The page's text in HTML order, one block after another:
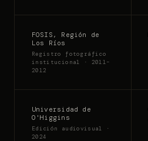
FOSIS, Región de
Los Ríos
Registro fotográfico
institucional · 2011–
2012
Universidad de
O'Higgins
Edición audiovisual ·
2024